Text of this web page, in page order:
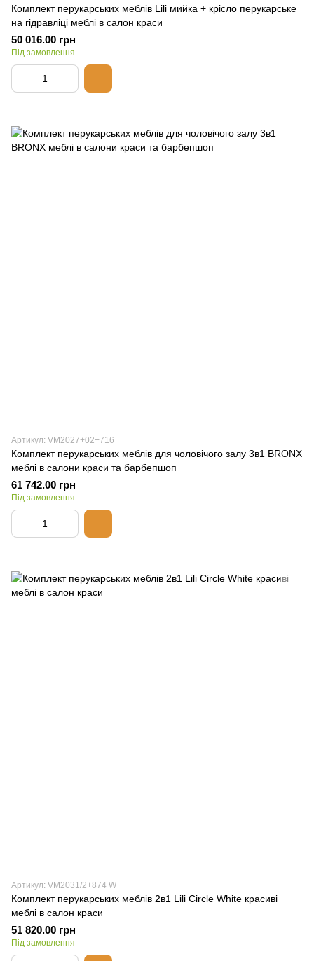
Комплект перукарських меблів Lili мийка + крісло перукарське
на гідравліці меблі в салон краси
50 016.00 грн
Під замовлення
Артикул: VM2027+02+716
Комплект перукарських меблів для чоловічого залу 3в1 BRONX
меблі в салони краси та барбепшоп
61 742.00 грн
Під замовлення
Артикул: VM2031/2+874 W
Комплект перукарських меблів 2в1 Lili Circle White красиві
меблі в салон краси
51 820.00 грн
Під замовлення